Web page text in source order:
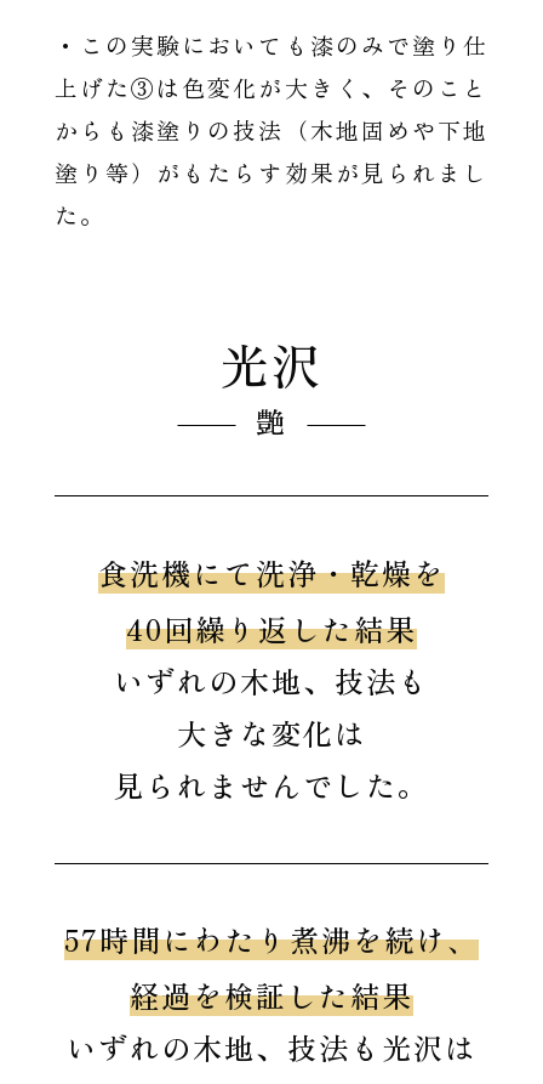
・この実験においても漆のみで塗り仕
上げた③は色変化が大きく、そのこと
からも漆塗りの技法（木地固めや下地
塗り等）がもたらす効果が見られまし
た。
光沢
艶
食洗機にて洗浄・乾燥を
40回繰り返した結果
いずれの木地、技法も
大きな変化は
見られませんでした。
57時間にわたり煮沸を続け、
経過を検証した結果
いずれの木地、技法も光沢は